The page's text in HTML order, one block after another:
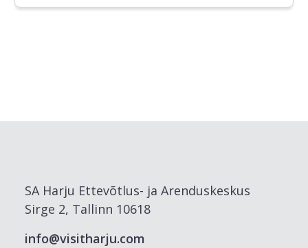
SA Harju Ettevõtlus- ja Arenduskeskus
Sirge 2, Tallinn 10618
info@visitharju.com